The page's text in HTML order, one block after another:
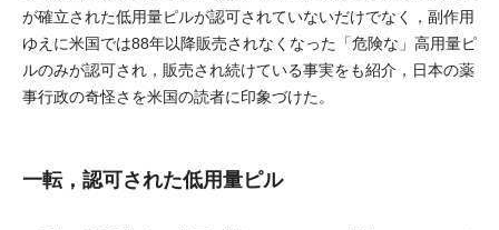
が確立された低用量ピルが認可されていないだけでなく，副作用
ゆえに米国では88年以降販売されなくなった「危険な」高用量ピ
ルのみが認可され，販売され続けている事実をも紹介，日本の薬
事行政の奇怪さを米国の読者に印象づけた。
一転，認可された低用量ピル